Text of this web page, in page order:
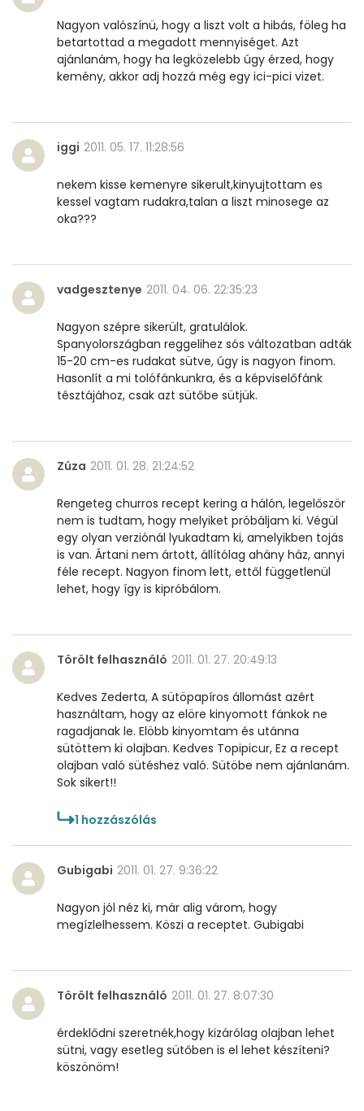
Likopin
0 micro
Lut-zea
14 micro
Összesen 750 kcal
Nagyon valószínü, hogy a liszt volt a hibás, föleg ha
betartottad a megadott mennyiséget. Azt
ajánlanám, hogy ha legközelebb úgy érzed, hogy
kemény, akkor adj hozzá még egy ici-pici vizet.
iggi 2011. 05. 17. 11:28:56
nekem kisse kemenyre sikerult,kinyujtottam es
kessel vagtam rudakra,talan a liszt minosege az
oka???
vadgesztenye 2011. 04. 06. 22:35:23
Nagyon szépre sikerült, gratulálok.
Spanyolországban reggelihez sós változatban adták
15-20 cm-es rudakat sütve, úgy is nagyon finom.
Hasonlít a mi tolófánkunkra, és a képviselőfánk
tésztájához, csak azt sütőbe sütjük.
Zúza 2011. 01. 28. 21:24:52
Rengeteg churros recept kering a hálón, legelőször
nem is tudtam, hogy melyiket próbáljam ki. Végül
egy olyan verziónál lyukadtam ki, amelyikben tojás
is van. Ártani nem ártott, állítólag ahány ház, annyi
féle recept. Nagyon finom lett, ettől függetlenül
lehet, hogy így is kipróbálom.
Törölt felhasználó 2011. 01. 27. 20:49:13
Kedves Zederta, A sütöpapíros állomást azért
használtam, hogy az elöre kinyomott fánkok ne
ragadjanak le. Elöbb kinyomtam és utánna
sütöttem ki olajban. Kedves Topipicur, Ez a recept
olajban való sütéshez való. Sütöbe nem ajánlanám.
Sok sikert!!
1 hozzászólás
Gubigabi 2011. 01. 27. 9:36:22
Nagyon jól néz ki, már alig várom, hogy
megízlelhessem. Köszi a receptet. Gubigabi
Törölt felhasználó 2011. 01. 27. 8:07:30
érdeklődni szeretnék,hogy kizárólag olajban lehet
sütni, vagy esetleg sütőben is el lehet készíteni?
köszönöm!